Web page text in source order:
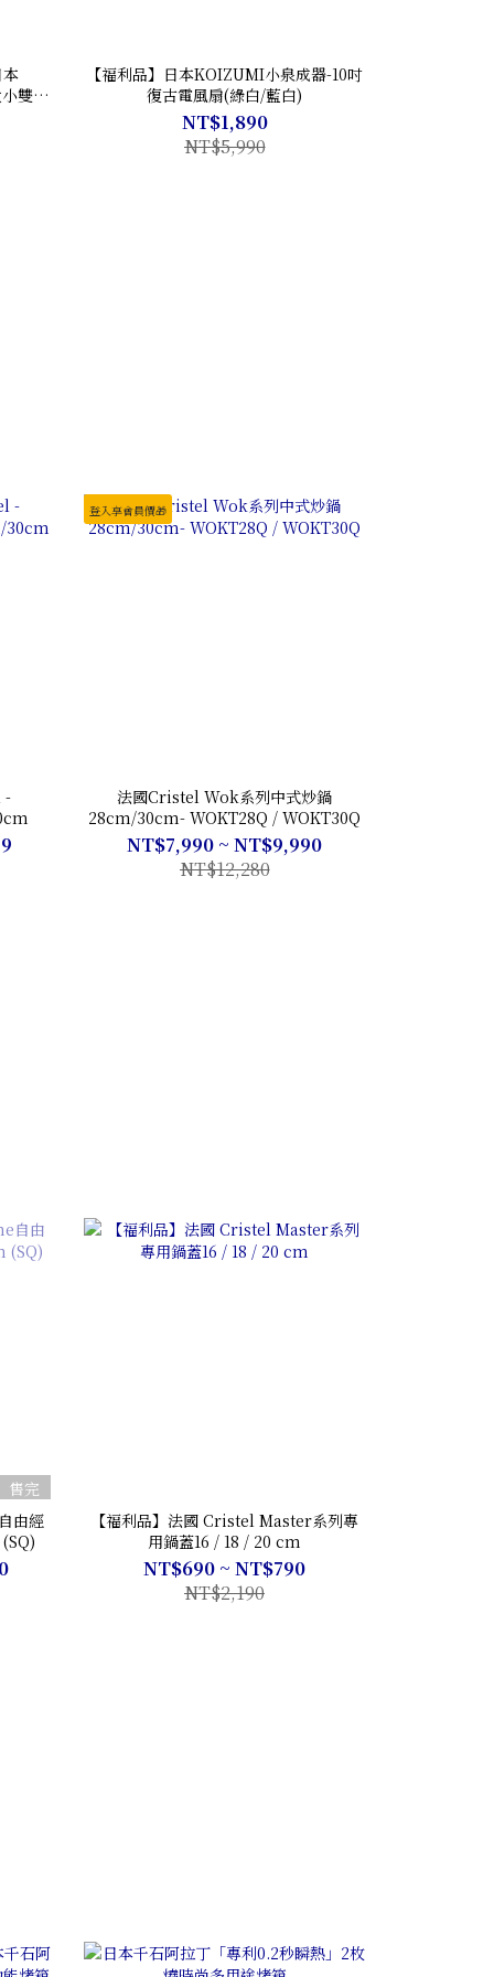
雙扇
【福利品】日本KOIZUMI小泉成器-10吋
復古電風扇(綠白/藍白)
NT$1,890
NT$5,990
-
登入享會員價🎁
法國Cristel Wok系列中式炒鍋
28cm/30cm- WOKT28Q / WOKT30Q
NT$7,990 ~ NT$9,990
NT$12,280
售完
由經
【福利品】法國 Cristel Master系列專
用鍋蓋16 / 18 / 20 cm
NT$690 ~ NT$790
NT$2,190